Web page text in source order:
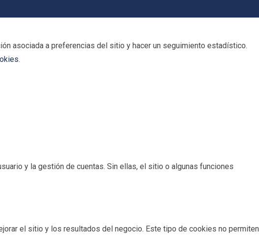
asociada a preferencias del sitio y hacer un seguimiento estadístico.
.
y la gestión de cuentas. Sin ellas, el sitio o algunas funciones
el sitio y los resultados del negocio. Este tipo de cookies no permiten